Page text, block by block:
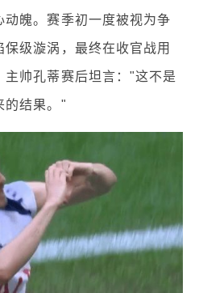
魄。赛季初一度被视为争
级漩涡，最终在收官战用
帅孔蒂赛后坦言："这不是
的结果。"